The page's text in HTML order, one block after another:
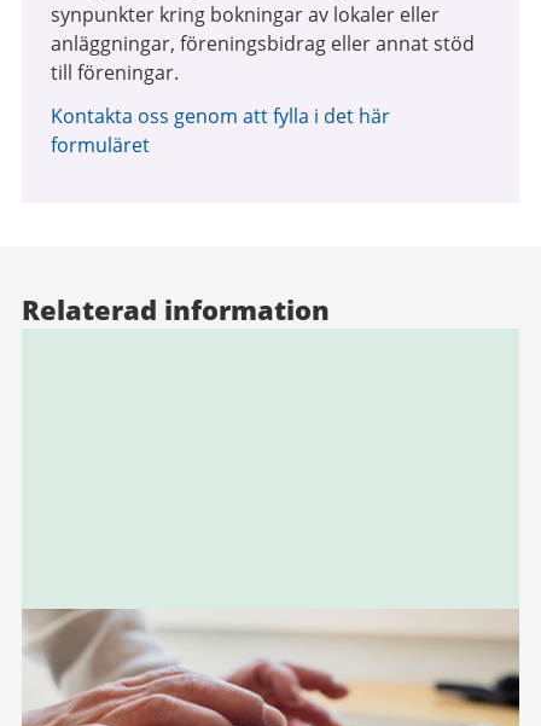
synpunkter kring bokningar av lokaler eller
anläggningar, föreningsbidrag eller annat stöd
till föreningar.
Kontakta oss genom att fylla i det här
formuläret
Relaterad information